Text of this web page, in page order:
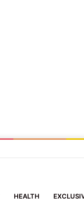
HEALTH